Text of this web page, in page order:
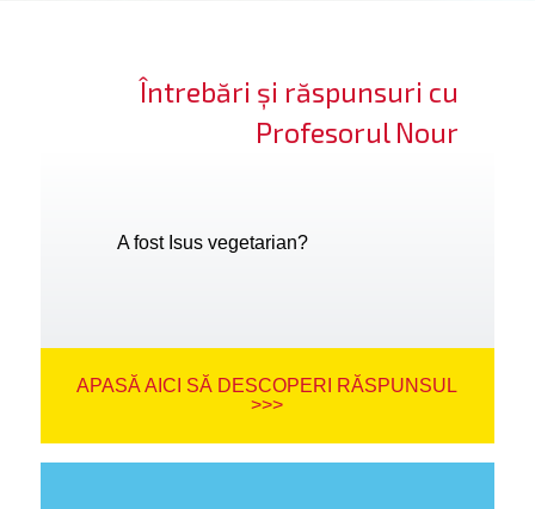
Întrebări și răspunsuri cu
Profesorul Nour
A fost Isus vegetarian?
APASĂ AICI SĂ DESCOPERI RĂSPUNSUL
>>>